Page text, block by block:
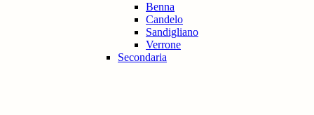
Benna
Candelo
Sandigliano
Verrone
Secondaria